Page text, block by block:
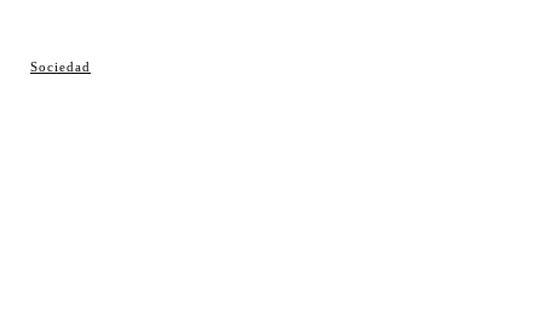
Sociedad